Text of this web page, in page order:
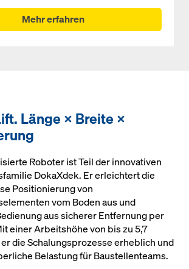
Mehr erfahren
Länge × Breite ×
Roboter ist Teil der innovativen
DokaXdek. Er erleichtert die
Positionierung von
vom Boden aus und
aus sicherer Entfernung per
einer Arbeitshöhe von bis zu 5,7
die Schalungsprozesse erheblich und
Belastung für Baustellenteams.